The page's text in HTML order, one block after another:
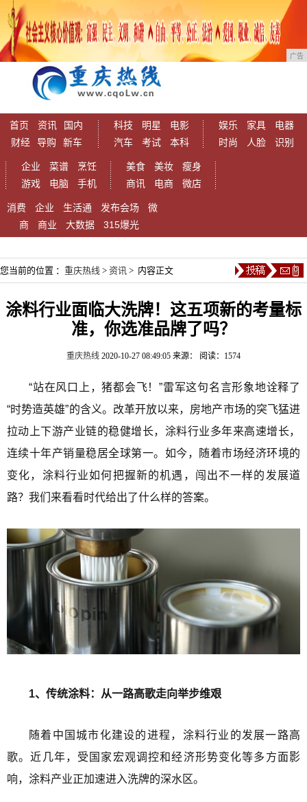
广告
首页 资讯
国内
财经
导购 新车
科技 明星
电影
汽车
考试 本科
娱乐 家具
电器
时尚
人脸 识别
企业 菜谱
烹饪
游戏
电脑 手机
美食 美妆
瘦身
商讯
电商 微店
消费 企业 生活通 发布会场
微
商
商业 大数据 315爆光
您当前的位置 ： 重庆热线 > 资讯 > 内容正文
涂料行业面临大洗牌！这五项新的考量标
准，你选准品牌了吗？
重庆热线 2020-10-27 08:49:05 来源： 阅读：1574
“站在风口上，猪都会飞！”雷军这句名言形象地诠释了
“时势造英雄”的含义。改革开放以来，房地产市场的突飞猛进
拉动上下游产业链的稳健增长，涂料行业多年来高速增长，
连续十年产销量稳居全球第一。如今，随着市场经济环境的
变化，涂料行业如何把握新的机遇，闯出不一样的发展道
路？我们来看看时代给出了什么样的答案。
1、传统涂料：从一路高歌走向举步维艰
随着中国城市化建设的进程，涂料行业的发展一路高
歌。近几年，受国家宏观调控和经济形势变化等多方面影
响，涂料产业正加速进入洗牌的深水区。